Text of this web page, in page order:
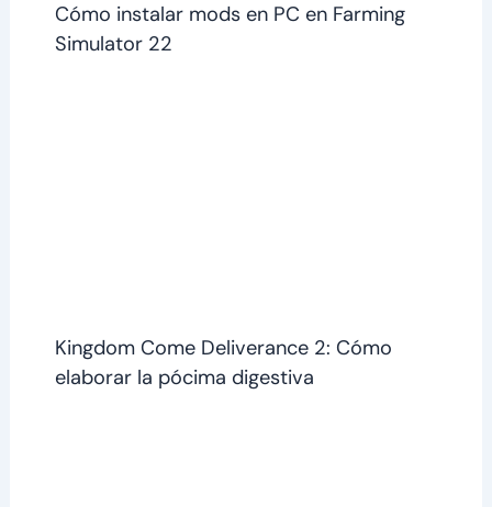
Cómo instalar mods en PC en Farming
Simulator 22
Kingdom Come Deliverance 2: Cómo
elaborar la pócima digestiva